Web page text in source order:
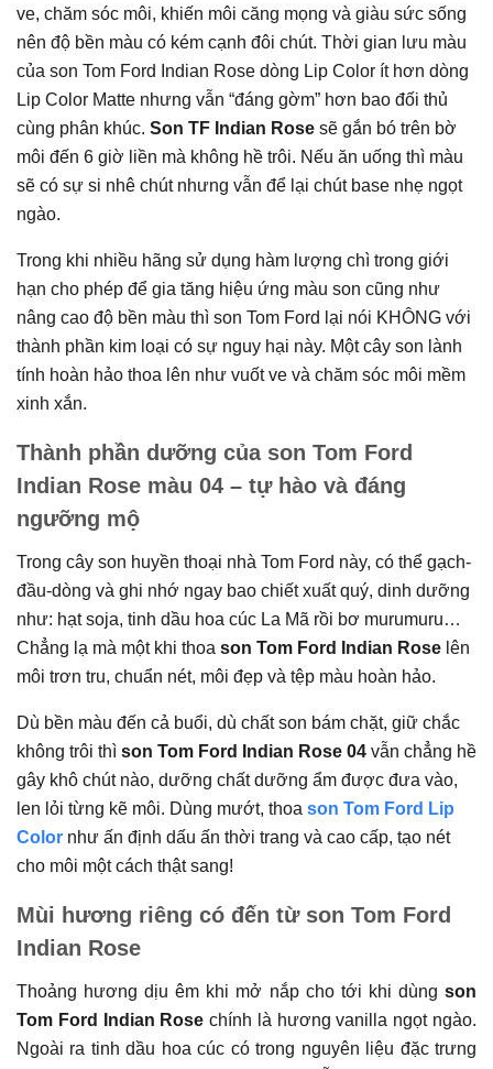
ve, chăm sóc môi, khiến môi căng mọng và giàu sức sống
nên độ bền màu có kém cạnh đôi chút. Thời gian lưu màu
của son Tom Ford Indian Rose dòng Lip Color ít hơn dòng
Lip Color Matte nhưng vẫn “đáng gờm” hơn bao đối thủ
cùng phân khúc. Son TF Indian Rose sẽ gắn bó trên bờ
môi đến 6 giờ liền mà không hề trôi. Nếu ăn uống thì màu
sẽ có sự si nhê chút nhưng vẫn để lại chút base nhẹ ngọt
ngào.
Trong khi nhiều hãng sử dụng hàm lượng chì trong giới
hạn cho phép để gia tăng hiệu ứng màu son cũng như
nâng cao độ bền màu thì son Tom Ford lại nói KHÔNG với
thành phần kim loại có sự nguy hại này. Một cây son lành
tính hoàn hảo thoa lên như vuốt ve và chăm sóc môi mềm
xinh xắn.
Thành phần dưỡng của son Tom Ford
Indian Rose màu 04 – tự hào và đáng
ngưỡng mộ
Trong cây son huyền thoại nhà Tom Ford này, có thể gạch-
đầu-dòng và ghi nhớ ngay bao chiết xuất quý, dinh dưỡng
như: hạt soja, tinh dầu hoa cúc La Mã rồi bơ murumuru…
Chẳng lạ mà một khi thoa son Tom Ford Indian Rose lên
môi trơn tru, chuẩn nét, môi đẹp và tệp màu hoàn hảo.
Dù bền màu đến cả buổi, dù chất son bám chặt, giữ chắc
không trôi thì son Tom Ford Indian Rose 04 vẫn chẳng hề
gây khô chút nào, dưỡng chất dưỡng ẩm được đưa vào,
len lỏi từng kẽ môi. Dùng mướt, thoa son Tom Ford Lip
Color như ấn định dấu ấn thời trang và cao cấp, tạo nét
cho môi một cách thật sang!
Mùi hương riêng có đến từ son Tom Ford
Indian Rose
Thoảng hương dịu êm khi mở nắp cho tới khi dùng son
Tom Ford Indian Rosechính là hương vanilla ngọt ngào.
Ngoài ra tinh dầu hoa cúc có trong nguyên liệu đặc trưng